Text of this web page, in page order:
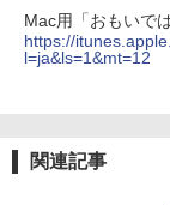
Mac用「おもいで
https://
l=ja&ls=1&mt=12
関連記事